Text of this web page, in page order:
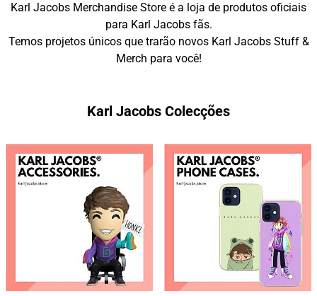
Karl Jacobs Merchandise Store é a loja de produtos oficiais
para Karl Jacobs fãs.
Temos projetos únicos que trarão novos Karl Jacobs Stuff &
Merch para você!
Karl Jacobs Colecções